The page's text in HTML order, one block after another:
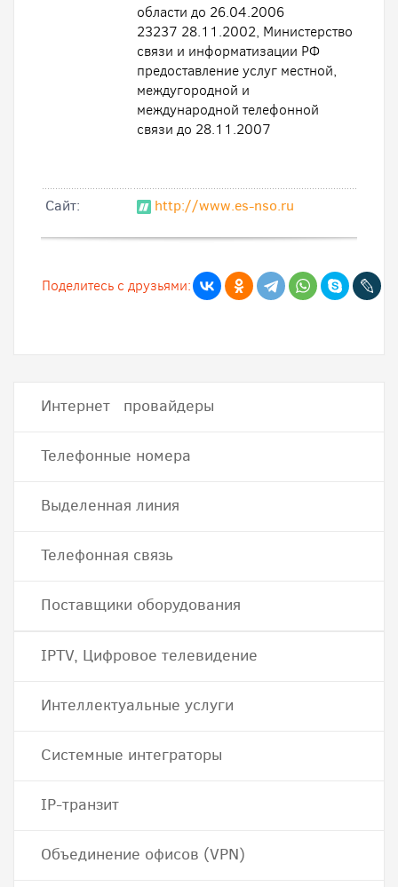
области до 26.04.2006
23237 28.11.2002, Министерство
связи и информатизации РФ
предоставление услуг местной,
междугородной и
международной телефонной
связи до 28.11.2007
Cайт: http://www.es-nso.ru
Поделитесь с друзьями:
Интернет провайдеры
Телефонные номера
Выделенная линия
Телефонная связь
Поставщики оборудования
IPTV, Цифровое телевидение
Интеллектуальные услуги
Системные интеграторы
IP-транзит
Объединение офисов (VPN)